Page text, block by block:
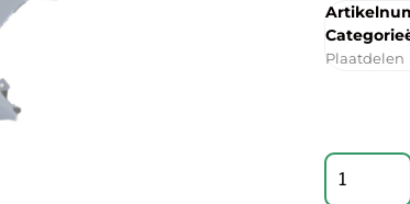
Plaatdelen